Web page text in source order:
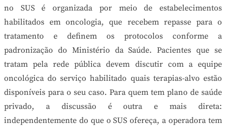
no SUS é organizada por meio de estabelecimentos
habilitados em oncologia, que recebem repasse para o
tratamento e definem os protocolos conforme a
padronização do Ministério da Saúde. Pacientes que se
tratam pela rede pública devem discutir com a equipe
oncológica do serviço habilitado quais terapias-alvo estão
disponíveis para o seu caso. Para quem tem plano de saúde
privado, a discussão é outra e mais direta:
independentemente do que o SUS ofereça, a operadora tem